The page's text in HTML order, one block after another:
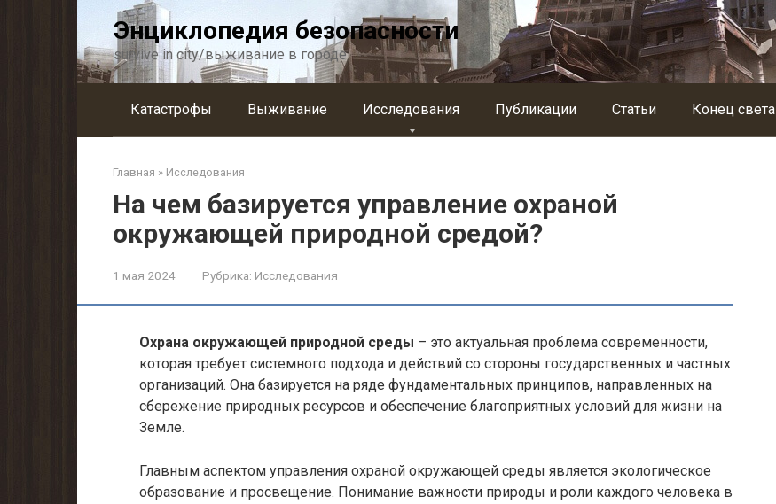
Энциклопедия безопасности
survive in city/выживание в городе
Катастрофы Выживание Исследования Публикации Статьи Конец света
Главная » Исследования
На чем базируется управление охраной
окружающей природной средой?
1 мая 2024 Рубрика: Исследования
Охрана окружающей природной среды – это актуальная проблема современности,
которая требует системного подхода и действий со стороны государственных и частных
организаций. Она базируется на ряде фундаментальных принципов, направленных на
сбережение природных ресурсов и обеспечение благоприятных условий для жизни на
Земле.
Главным аспектом управления охраной окружающей среды является экологическое
образование и просвещение. Понимание важности природы и роли каждого человека в